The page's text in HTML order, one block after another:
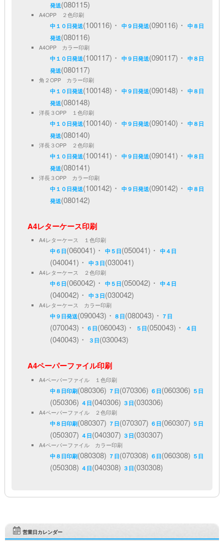
発送(080115)
A4OPP ２色印刷
中１０日発送(100116)・中９日発送(090116)・中８日
発送(080116)
A4OPP カラー印刷
中１０日発送(100117)・中９日発送(090117)・中８日
発送(080117)
角２OPP カラー印刷
中１０日発送(100148)・中９日発送(090148)・中８日
発送(080148)
洋長３OPP １色印刷
中１０日発送(100140)・中９日発送(090140)・中８日
発送(080140)
洋長３OPP ２色印刷
中１０日発送(100141)・中９日発送(090141)・中８日
発送(080141)
洋長３OPP カラー印刷
中１０日発送(100142)・中９日発送(090142)・中８日
発送(080142)
A4レターケース印刷
A4レターケース １色印刷
中６日(060041)・中５日(050041)・中４日
(040041)・中３日(030041)
A4レターケース ２色印刷
中６日(060042)・中５日(050042)・中４日
(040042)・中３日(030042)
A4レターケース カラー印刷
中９日発送(090043)・ ８日(080043)・ ７日
(070043)・ ６日(060043)・ ５日(050043)・ ４日
(040043)・ ３日(030043)
A4ペーパーファイル印刷
A4ペーパーファイル １色印刷
中８日印刷(080306) ７日(070306) ６日(060306) ５日
(050306) ４日(040306) ３日(030306)
A4ペーパーファイル ２色印刷
中８日印刷(080307) ７日(070307) ６日(060307) ５日
(050307) ４日(040307) ３日(030307)
A4ペーパーファイル カラー印刷
中８日印刷(080308) ７日(070308) ６日(060308) ５日
(050308) ４日(040308) ３日(030308)
営業日カレンダー